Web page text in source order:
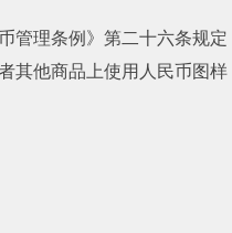
管理条例》第二十六条规
其他商品上使用人民币图